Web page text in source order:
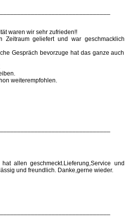
waren wir sehr zufrieden!!
Zeitraum geliefert und war geschmacklich
Gespräch bevorzuge hat das ganze auch
weiterempfohlen.
allen geschmeckt.Lieferung,Service und
und freundlich. Danke,gerne wieder.